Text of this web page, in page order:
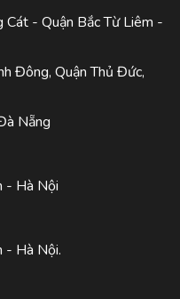
- Quận Bắc Từ Liêm -
Đông, Quận Thủ Đức,
Nẵng
- Hà Nội
- Hà Nội.